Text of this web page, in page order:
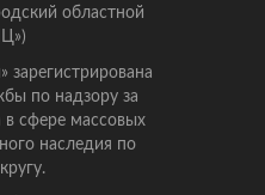
областной
зарегистрирована
по надзору за
в сфере массовых
наследия по